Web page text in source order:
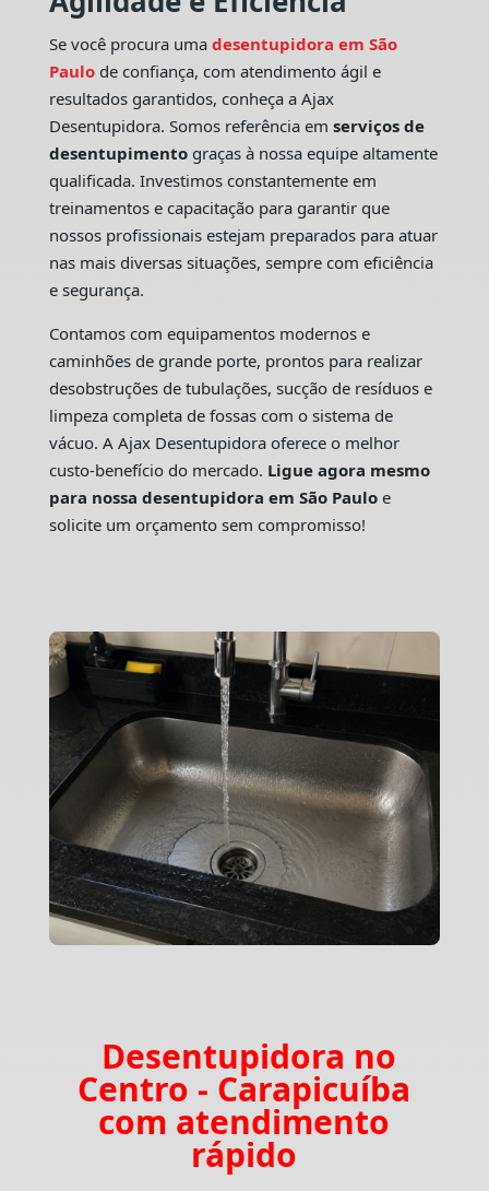
Se você procura uma desentupidora em São
Paulo de confiança, com atendimento ágil e
resultados garantidos, conheça a Ajax
Desentupidora. Somos referência em serviços de
desentupimentograças à nossa equipe altamente
qualificada. Investimos constantemente em
treinamentos e capacitação para garantir que
nossos profissionais estejam preparados para atuar
nas mais diversas situações, sempre com eficiência
e segurança.
Contamos com equipamentos modernos e
caminhões de grande porte, prontos para realizar
desobstruções de tubulações, sucção de resíduos e
limpeza completa de fossas com o sistema de
vácuo. A Ajax Desentupidora oferece o melhor
custo-benefício do mercado. Ligue agora mesmo
para nossa desentupidora em São Pauloe
solicite um orçamento sem compromisso!
Desentupidora no
Centro - Carapicuíba
com atendimento
rápido